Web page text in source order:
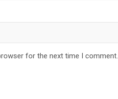
for the next time I comment.